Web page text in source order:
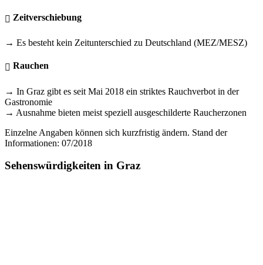
Zeitverschiebung
→ Es besteht kein Zeitunterschied zu Deutschland (MEZ/MESZ)
Rauchen
→ In Graz gibt es seit Mai 2018 ein striktes Rauchverbot in der
Gastronomie
→ Ausnahme bieten meist speziell ausgeschilderte Raucherzonen
Einzelne Angaben können sich kurzfristig ändern. Stand der
Informationen: 07/2018
Sehenswürdigkeiten in Graz